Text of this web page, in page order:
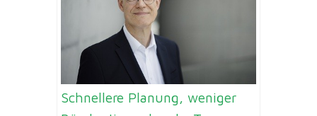
Schnellere Planung, weniger